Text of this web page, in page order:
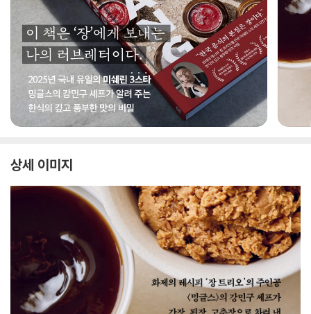
상세 이미지